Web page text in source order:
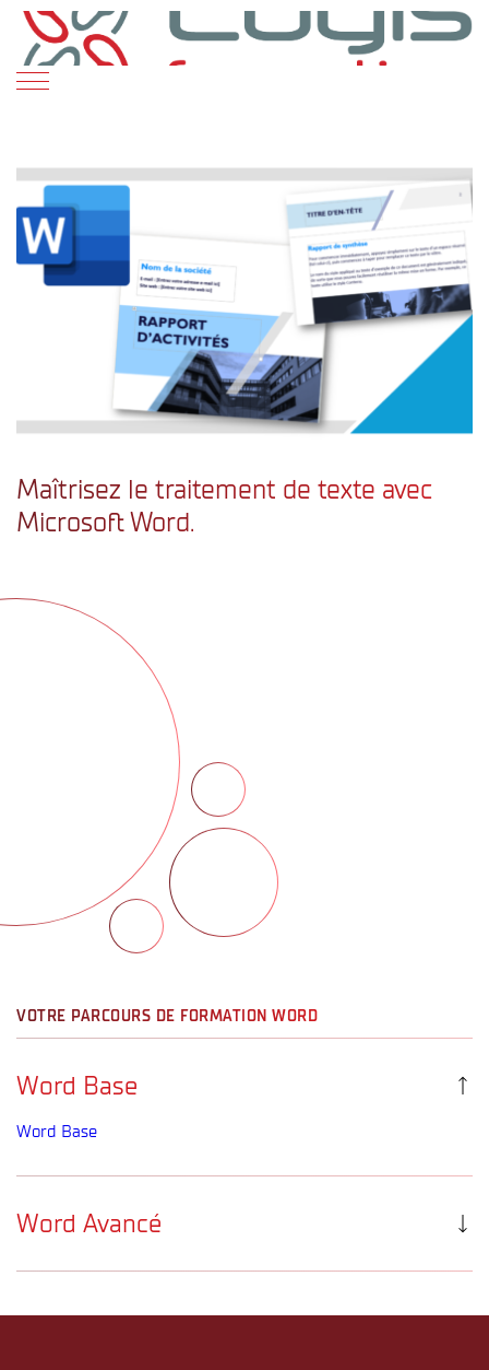
Maîtrisez le traitement de texte avec
Microsoft Word.
VOTRE PARCOURS DE FORMATION WORD
Word Base
Word Base
Word Avancé
Word Avancé